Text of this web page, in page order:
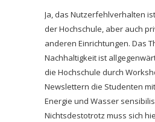
Ja, das Nutzerfehlverhalten
der Hochschule, aber auch
anderen Einrichtungen. Das
Nachhaltigkeit ist
die Hochschule durch
Newslettern die Studenten
Energie und Wasser
Nichtsdestotrotz muss sich